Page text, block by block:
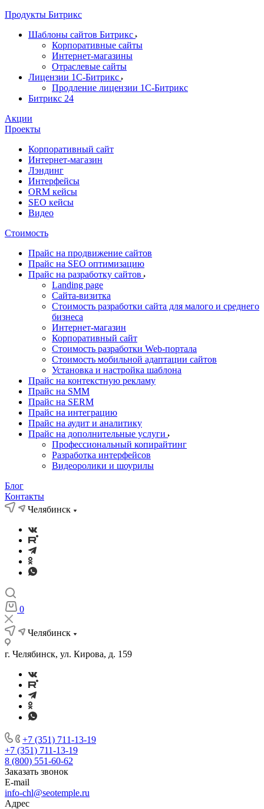
Продукты Битрикс
Шаблоны сайтов Битрикс
Корпоративные сайты
Интернет-магазины
Отраслевые сайты
Лицензии 1С-Битрикс
Продление лицензии 1С-Битрикс
Битрикс 24
Акции
Проекты
Корпоративный сайт
Интернет-магазин
Лэндинг
Интерфейсы
ORM кейсы
SEO кейсы
Видео
Стоимость
Прайс на продвижение сайтов
Прайс на SEO оптимизацию
Прайс на разработку сайтов
Landing page
Cайта-визитка
Стоимость разработки сайта для малого и среднего
бизнеса
Интернет-магазин
Корпоративный сайт
Стоимость разработки Web-портала
Стоимость мобильной адаптации сайтов
Установка и настройка шаблона
Прайс на контекстную рекламу
Прайс на SMM
Прайс на SERM
Прайс на интеграцию
Прайс на аудит и аналитику
Прайс на дополнительные услуги
Профессиональный копирайтинг
Разработка интерфейсов
Видеоролики и шоурилы
Блог
Контакты
Челябинск
0
Челябинск
г. Челябинск, ул. Кирова, д. 159
+7 (351) 711-13-19
+7 (351) 711-13-19
8 (800) 551-60-62
Заказать звонок
E-mail
info-chl@seotemple.ru
Адрес